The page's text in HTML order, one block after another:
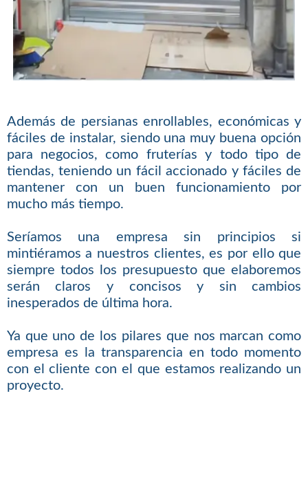
Además de persianas enrollables, económicas y
fáciles de instalar, siendo una muy buena opción
para negocios, como fruterías y todo tipo de
tiendas, teniendo un fácil accionado y fáciles de
mantener con un buen funcionamiento por
mucho más tiempo.
Seríamos una empresa sin principios si
mintiéramos a nuestros clientes, es por ello que
siempre todos los presupuesto que elaboremos
serán claros y concisos y sin cambios
inesperados de última hora.
Ya que uno de los pilares que nos marcan como
empresa es la transparencia en todo momento
con el cliente con el que estamos realizando un
proyecto.